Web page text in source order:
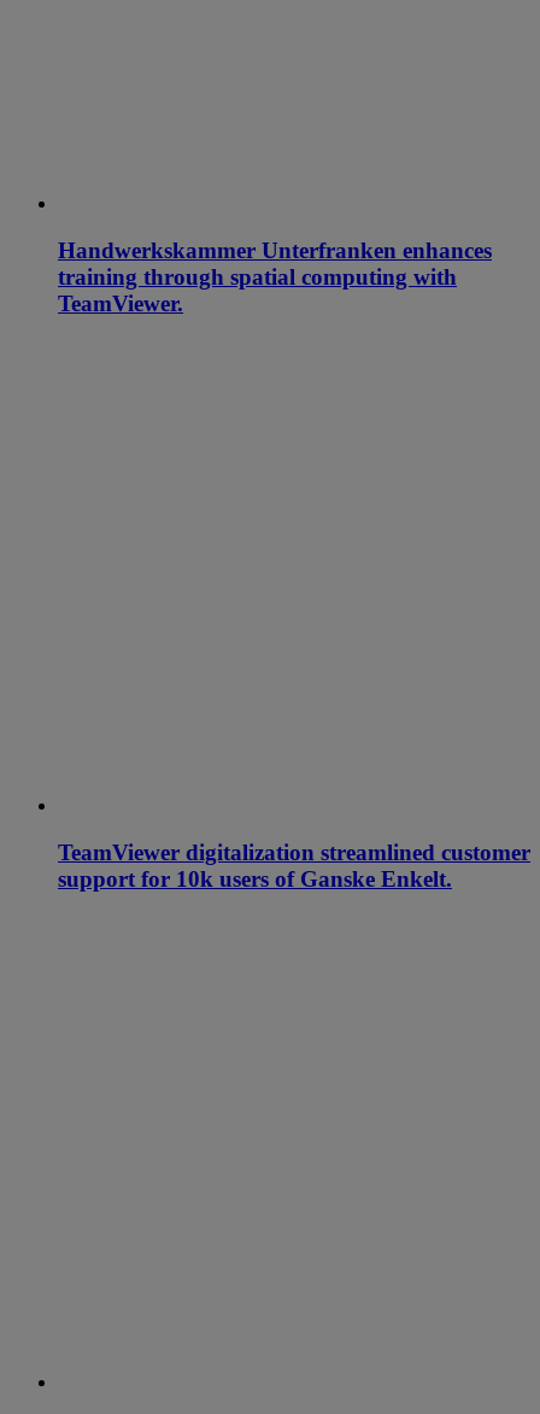
Handwerkskammer Unterfranken enhances
training through spatial computing with
TeamViewer.
TeamViewer digitalization streamlined customer
support for 10k users of Ganske Enkelt.